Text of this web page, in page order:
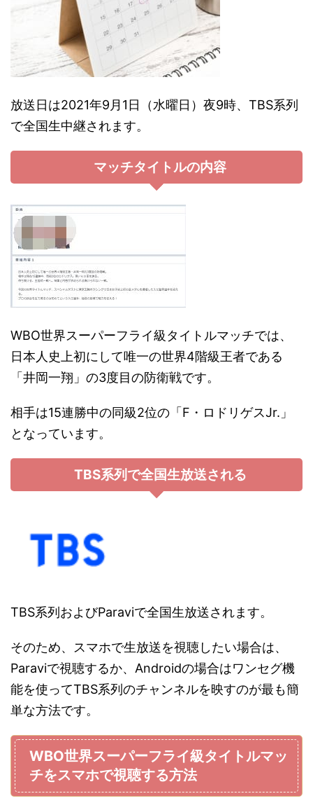
放送日は2021年9月1日（水曜日）夜9時、TBS系列
で全国生中継されます。
マッチタイトルの内容
WBO世界スーパーフライ級タイトルマッチでは、
日本人史上初にして唯一の世界4階級王者である
「井岡一翔」の3度目の防衛戦です。
相手は15連勝中の同級2位の「F・ロドリゲスJr.」
となっています。
TBS系列で全国生放送される
TBS系列およびParaviで全国生放送されます。
そのため、スマホで生放送を視聴したい場合は、
Paraviで視聴するか、Androidの場合はワンセグ機
能を使ってTBS系列のチャンネルを映すのが最も簡
単な方法です。
WBO世界スーパーフライ級タイトルマッ
チをスマホで視聴する方法